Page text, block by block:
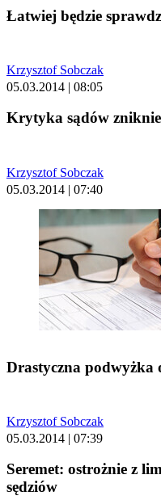
Łatwiej będzie
Krzysztof Sobczak
05.03.2014 | 08:05
Krytyka sądów
Krzysztof Sobczak
05.03.2014 | 07:40
Drastyczna podwyżka
Krzysztof Sobczak
05.03.2014 | 07:39
Seremet: ostrożnie z
sędziów